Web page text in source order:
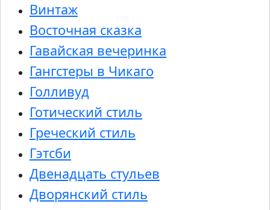
Винтаж
Восточная сказка
Гавайская вечеринка
Гангстеры в Чикаго
Голливуд
Готический стиль
Греческий стиль
Гэтсби
Двенадцать стульев
Дворянский стиль